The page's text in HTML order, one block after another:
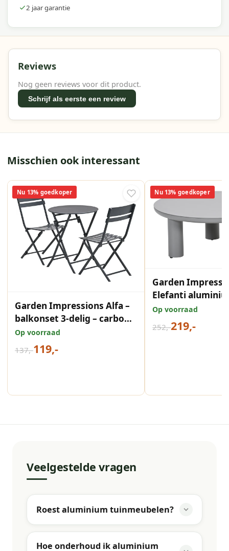
2 jaar garantie
Reviews
Nog geen reviews voor dit product.
Schrijf als eerste een review
Misschien ook interessant
Nu 13% goedkoper
Garden Impressions Alfa –
balkonset 3-delig – carbon
black
Op voorraad
137,-119,-
Nu 13% goedkoper
Garden
Elefanti
tafel - Ø80xH32
Op voorraad
252,-219,-
Veelgestelde vragen
Roest aluminium tuinmeubelen?
Hoe onderhoud ik aluminium